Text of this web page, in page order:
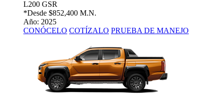
L200 GSR
*Desde $852,400 M.N.
Año: 2025
CONÓCELO COTÍZALO PRUEBA DE MANEJO